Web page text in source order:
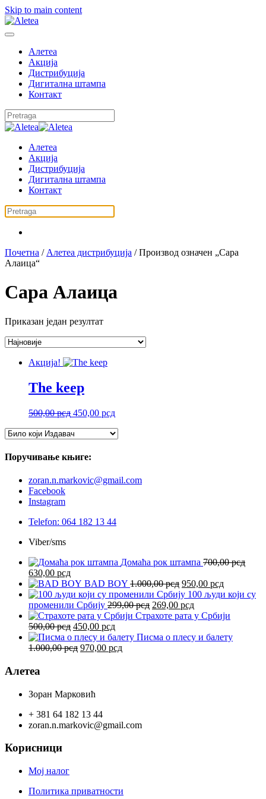
Skip to main content
Алетеа
Акција
Дистрибуција
Дигитална штампа
Контакт
Алетеа
Акција
Дистрибуција
Дигитална штампа
Контакт
Почетна / Алетеа дистрибуција / Производ oзначен „Сара
Алаица“
Сара Алаица
Приказан један резултат
Акција!
The keep
500,00рсд Оригинална
је
500,00 рсд.
450,00 рсдТренутна
је:
Поручивање књиге:
zoran.n.markovic@gmail.com
Facebook
Instagram
Telefon: 064 182 13 44
Viber/sms
Домаћа рок штампа 700,00рсд
Оригинална
цена
је
била:
700,00 рсд.
630,00 рсдТренутна
цена
је:
630,00 рсд.
BAD BOY 1.000,00рсд Оригинална
цена
је
била:
950,00 рсдТренутна
цена
950,00
100 људи који су
променили Србију 299,00рсд Оригинална
цена
била:
269,00 рсдТренутна
цена
269,00 рсд.
Страхоте рата у Србији
500,00рсд Оригинална
цена
је
450,00 рсдТренутна
цена
је:
Писма о плесу и балету
1.000,00рсд Оригинална
1.000,00 рсд.
970,00 рсдТренутна
Алетеа
Зоран Марковић
+ 381 64 182 13 44
zoran.n.markovic@gmail.com
Корисници
Мој налог
Политика приватности